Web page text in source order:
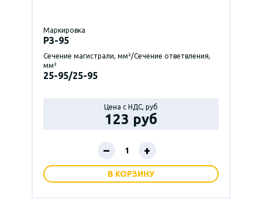
Маркировка
P3-95
Сечение магистрали, мм²/Сечение ответвления,
мм²
25-95/25-95
Цена с НДС, руб
123 руб
– +
В КОРЗИНУ